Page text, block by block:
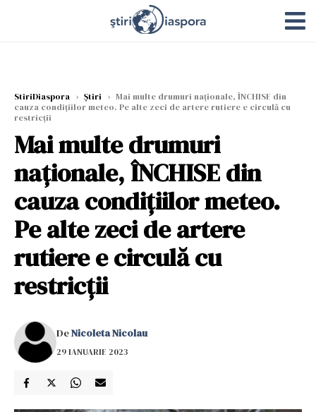
StiriDiaspora › Știri › Mai multe drumuri naţionale, ÎNCHISE din
cauza condiţiilor meteo. Pe alte zeci de artere rutiere e circulă cu
restricții
Mai multe drumuri
naţionale, ÎNCHISE din
cauza condiţiilor meteo.
Pe alte zeci de artere
rutiere e circulă cu
restricții
DeNicoleta Nicolau
29 IANUARIE 2023